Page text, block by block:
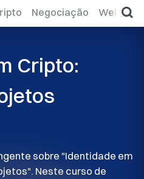
Negociação Web3
Cripto:
sobre "Identidade em
Neste curso de